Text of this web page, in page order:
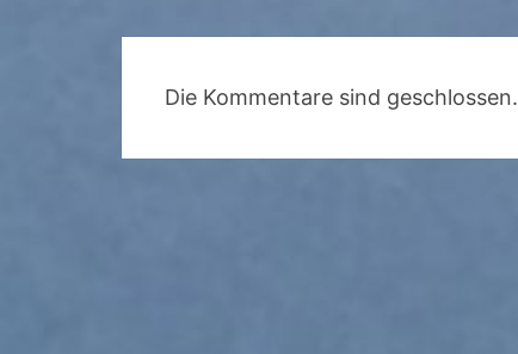
Die Kommentare sind geschlossen.